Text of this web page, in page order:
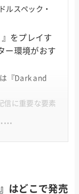
ルスペック・
をプレイす
ー環境がおす
『Dark and
信に重要な要素
はどこで発売